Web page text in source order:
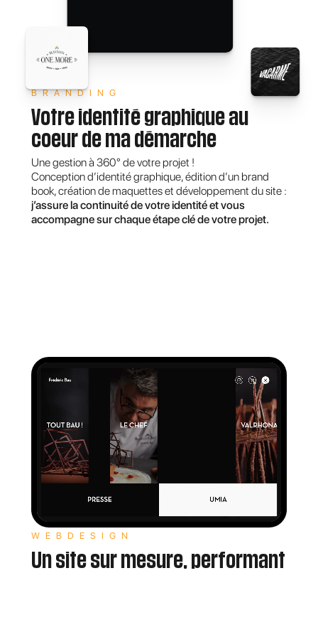
BRANDING
Votre identité graphique au
coeur de ma démarche
Une gestion à 360° de votre projet !
Conception d’identité graphique, édition d’un brand
book, création de maquettes et développement du site :
j’assure la continuité de votre identité et vous
accompagne sur chaque étape clé de votre projet.
WEBDESIGN
Un site sur mesure, performant